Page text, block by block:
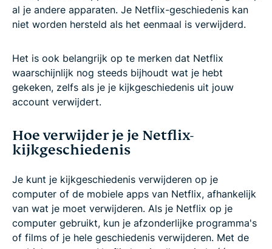
al je andere apparaten. Je Netflix-geschiedenis kan
niet worden hersteld als het eenmaal is verwijderd.
Het is ook belangrijk op te merken dat Netflix
waarschijnlijk nog steeds bijhoudt wat je hebt
gekeken, zelfs als je je kijkgeschiedenis uit jouw
account verwijdert.
Hoe verwijder je je Netflix-
kijkgeschiedenis
Je kunt je kijkgeschiedenis verwijderen op je
computer of de mobiele apps van Netflix, afhankelijk
van wat je moet verwijderen. Als je Netflix op je
computer gebruikt, kun je afzonderlijke programma's
of films of je hele geschiedenis verwijderen. Met de